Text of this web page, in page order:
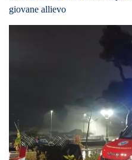
Maltempo in Sicilia, 700
LEAVE